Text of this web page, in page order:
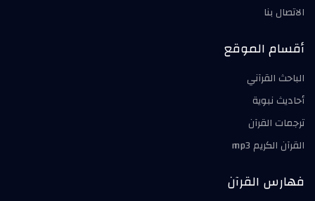
الاتصال بنا
أقسام الموقع
الباحث القرآني
أحاديث نبوية
ترجمات القرآن
القرآن الكريم mp3
فهارس القرآن